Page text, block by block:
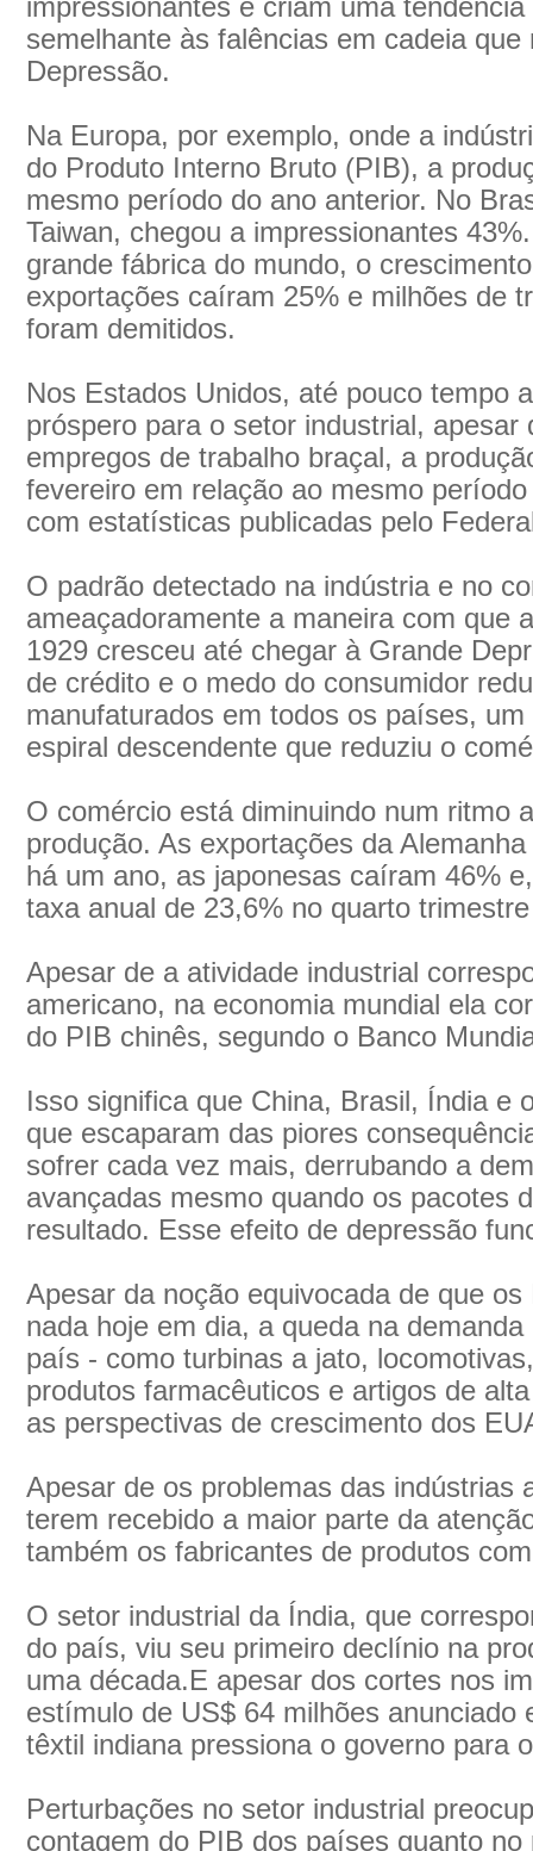
impressionantes e criam uma
semelhante às falências em cadeia
Depressão.
Na Europa, por exemplo, onde a
do Produto Interno Bruto (PIB), a
mesmo período do ano anterior. No
Taiwan, chegou a impressionantes
grande fábrica do mundo, o
exportações caíram 25% e milhões de
foram demitidos.
Nos Estados Unidos, até pouco tempo
próspero para o setor industrial, apesar
empregos de trabalho braçal, a
fevereiro em relação ao mesmo
com estatísticas publicadas pelo
O padrão detectado na indústria e no
ameaçadoramente a maneira com que
1929 cresceu até chegar à Grande
de crédito e o medo do consumidor
manufaturados em todos os países,
espiral descendente que reduziu o
O comércio está diminuindo num ritmo
produção. As exportações da
há um ano, as japonesas caíram 46%
taxa anual de 23,6% no quarto
Apesar de a atividade industrial
americano, na economia mundial ela
do PIB chinês, segundo o Banco
Isso significa que China, Brasil, Índia e
que escaparam das piores
sofrer cada vez mais, derrubando a
avançadas mesmo quando os pacotes
resultado. Esse efeito de depressão
Apesar da noção equivocada de que
nada hoje em dia, a queda na
país - como turbinas a jato,
produtos farmacêuticos e artigos de
as perspectivas de crescimento dos
Apesar de os problemas das indústrias
terem recebido a maior parte da
também os fabricantes de produtos
O setor industrial da Índia, que
do país, viu seu primeiro declínio na
uma década.E apesar dos cortes nos
estímulo de US$ 64 milhões anunciado
têxtil indiana pressiona o governo para
Perturbações no setor industrial
contagem do PIB dos países quanto